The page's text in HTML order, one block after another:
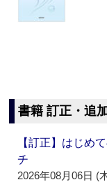
書籍 訂正・追
【訂正】はじめ
チ
2026年08月06日 (